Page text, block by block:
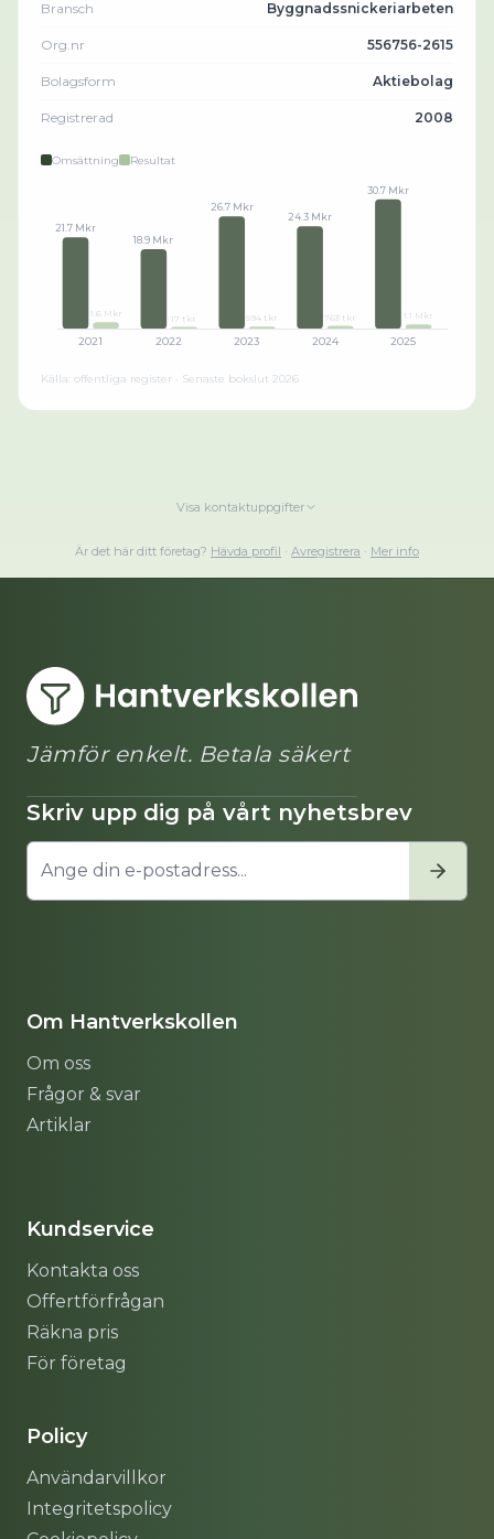
Bransch Byggnadssnickeriarbeten
Org.nr 556756-2615
Bolagsform Aktiebolag
Registrerad 2008
Omsättning Resultat
21.7 Mkr
1.6 Mkr
2021
18.9 Mkr
17 tkr
2022
26.7 Mkr
594 tkr
2023
24.3 Mkr
763 tkr
2024
30.7 Mkr
1.1 Mkr
2025
Källa: offentliga register · Senaste bokslut 2026
Visa kontaktuppgifter
Är det här ditt företag? Hävda profil · Avregistrera · Mer info
Jämför enkelt. Betala säkert
Skriv upp dig på vårt nyhetsbrev
Om Hantverkskollen
Om oss
Frågor & svar
Artiklar
Kundservice
Kontakta oss
Offertförfrågan
Räkna pris
För företag
Policy
Användarvillkor
Integritetspolicy